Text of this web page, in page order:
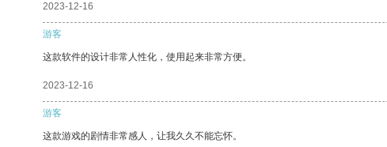
2023-12-16
游客
这款软件的设计非常人性化，使用起来非常方便。
2023-12-16
游客
这款游戏的剧情非常感人，让我久久不能忘怀。